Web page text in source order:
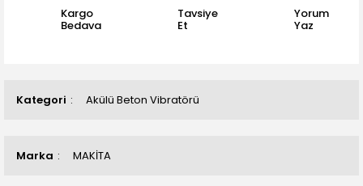
Kategori Akülü Beton Vibratörü
Marka MAKİTA
Kargo
Bedava
Tavsiye
Et
Yorum
Yaz